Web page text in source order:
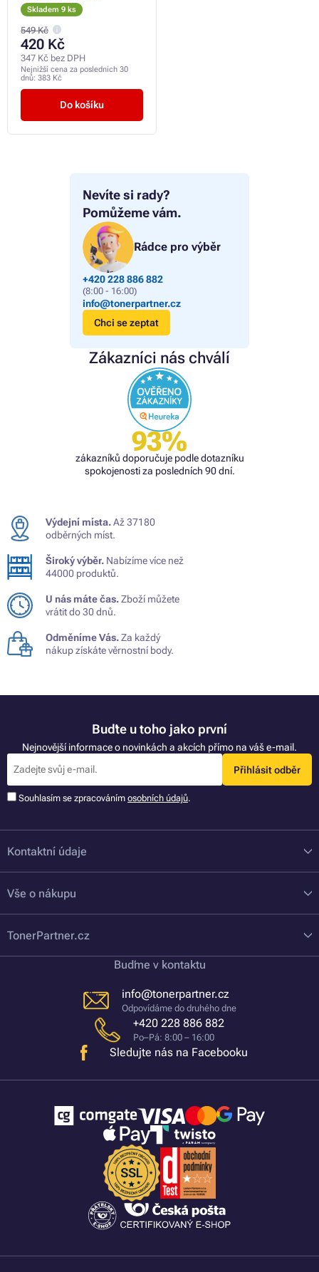
Nevíte si rady?
Pomůžeme vám.
Rádce pro výběr
+420 228 886 882
(8:00 - 16:00)
info@tonerpartner.cz
Chci se zeptat
Zákazníci nás chválí
93%
zákazníků doporučuje podle dotazníku
spokojenosti za posledních 90 dní.
Skladem 9 ks
549 Kč
420 Kč
347 Kč bez DPH
Nejnižší cena za posledních 30
dnů: 383 Kč
Do košíku
Výdejní místa.Až 37180
odběrných míst.
Široký výběr. Nabízíme více než
44000 produktů.
U nás máte čas.Zboží můžete
vrátit do 30 dnů.
Odměníme Vás.Za každý
nákup získáte věrnostní body.
Buďte u toho jako první
Nejnovější informace o novinkách a akcích přímo na váš e-mail.
Přihlásit odběr
Souhlasím se zpracováním osobních údajů.
Kontaktní údaje
Vše o nákupu
TonerPartner.cz
Buďme v kontaktu
info@tonerpartner.cz
Odpovídáme do druhého dne
+420 228 886 882
Po–Pá: 8:00 – 16:00
Sledujte nás na Facebooku